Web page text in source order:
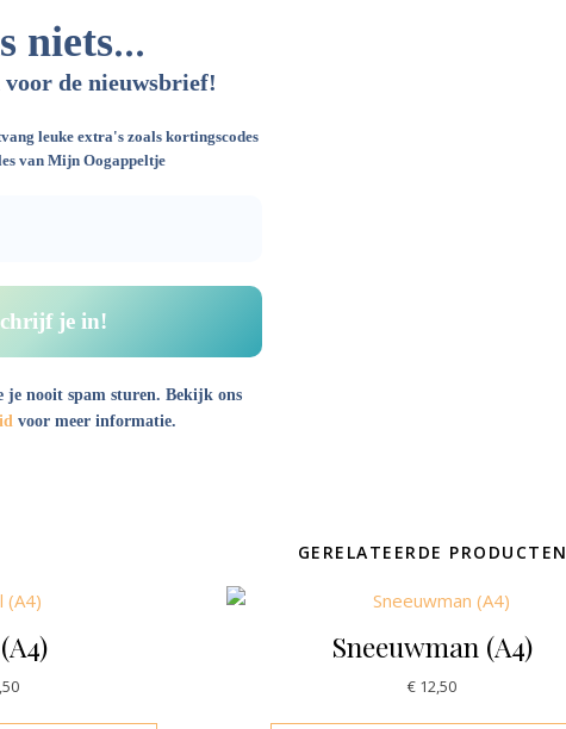
niets...
de nieuwsbrief!
leuke extra's zoals kortingscodes
van Mijn Oogappeltje
je nooit spam sturen. Bekijk ons
voor meer informatie.
GERELATEERDE PRODUCTEN
Sneeuwman (A4)
€ 12,50